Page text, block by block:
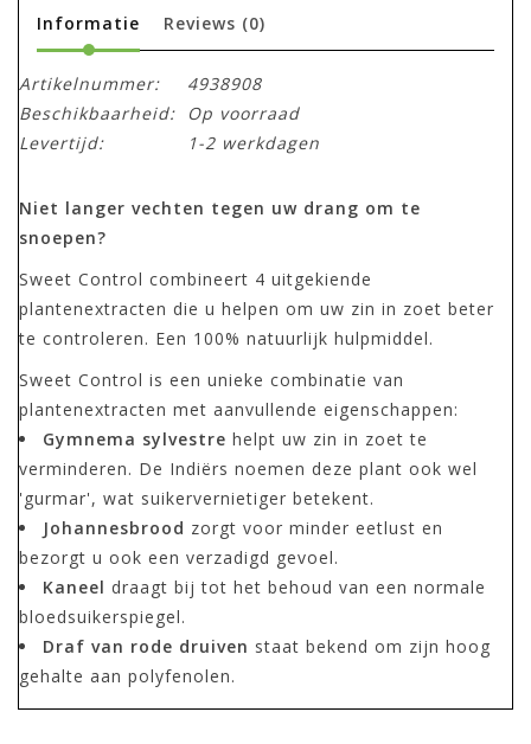
Informatie Reviews (0)
Artikelnummer:
4938908
Beschikbaarheid:
Op voorraad
Levertijd:
1-2 werkdagen
Niet langer vechten tegen uw drang om te
snoepen?
Sweet Control combineert 4 uitgekiende
plantenextracten die u helpen om uw zin in zoet beter
te controleren. Een 100% natuurlijk hulpmiddel.
Sweet Control is een unieke combinatie van
plantenextracten met aanvullende eigenschappen:
Gymnema sylvestre helpt uw zin in zoet te
verminderen. De Indiërs noemen deze plant ook wel
'gurmar', wat suikervernietiger betekent.
Johannesbrood zorgt voor minder eetlust en
bezorgt u ook een verzadigd gevoel.
Kaneel draagt bij tot het behoud van een normale
bloedsuikerspiegel.
Draf van rode druiven staat bekend om zijn hoog
gehalte aan polyfenolen.